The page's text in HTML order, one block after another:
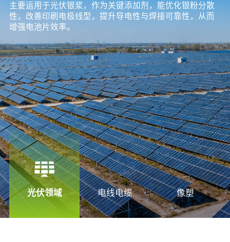
​主要运用于光伏银浆，作为关键添加剂，能优化银粉分散
性，改善印刷电极线型，提升导电性与焊接可靠性，从而
增强电池片效率。
光伏领域 电线电缆 像塑